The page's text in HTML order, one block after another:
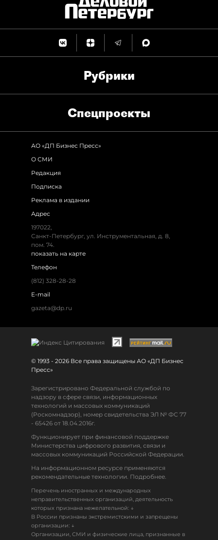
Рубрики
Спец­проекты
АО «ДП Бизнес Пресс»
О СМИ
Редакция
Подписка
Реклама в издании
Адрес
197022,
Санкт-Петербург, ул. Инструментальная, д. 8,
пом. 74.
показать на карте
Телефон
(812) 328-28-28
E-mail
gazeta@dp.ru
© 1993 - 2026 Все права защищены АО «ДП Бизнес
Пресс»
Зарегистрировано Федеральной службой по
надзору в сфере связи, информационных
технологий и массовых коммуникаций
(Роскомнадзор), номер свидетельства ЭЛ № ФС 77
- 65426 от 18.04.2016г.
Функционирует при финансовой поддержке
Министерства цифрового развития, связи и
массовых коммуникаций Российской Федерации.
На информационном ресурсе применяются
рекомендательные технологии. Подробнее.
Перечень иностранных и международных
неправительственных организаций, деятельность
которых признана нежелательной: ↓
В России признаны экстремистскими и запрещены
организации: ↓
Организации, СМИ и физические лица, признанные в